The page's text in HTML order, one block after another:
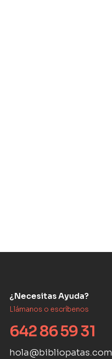
¿Necesitas Ayuda?
Llámanos o escríbenos
642 86 59 31
hola@bibliopatas.com